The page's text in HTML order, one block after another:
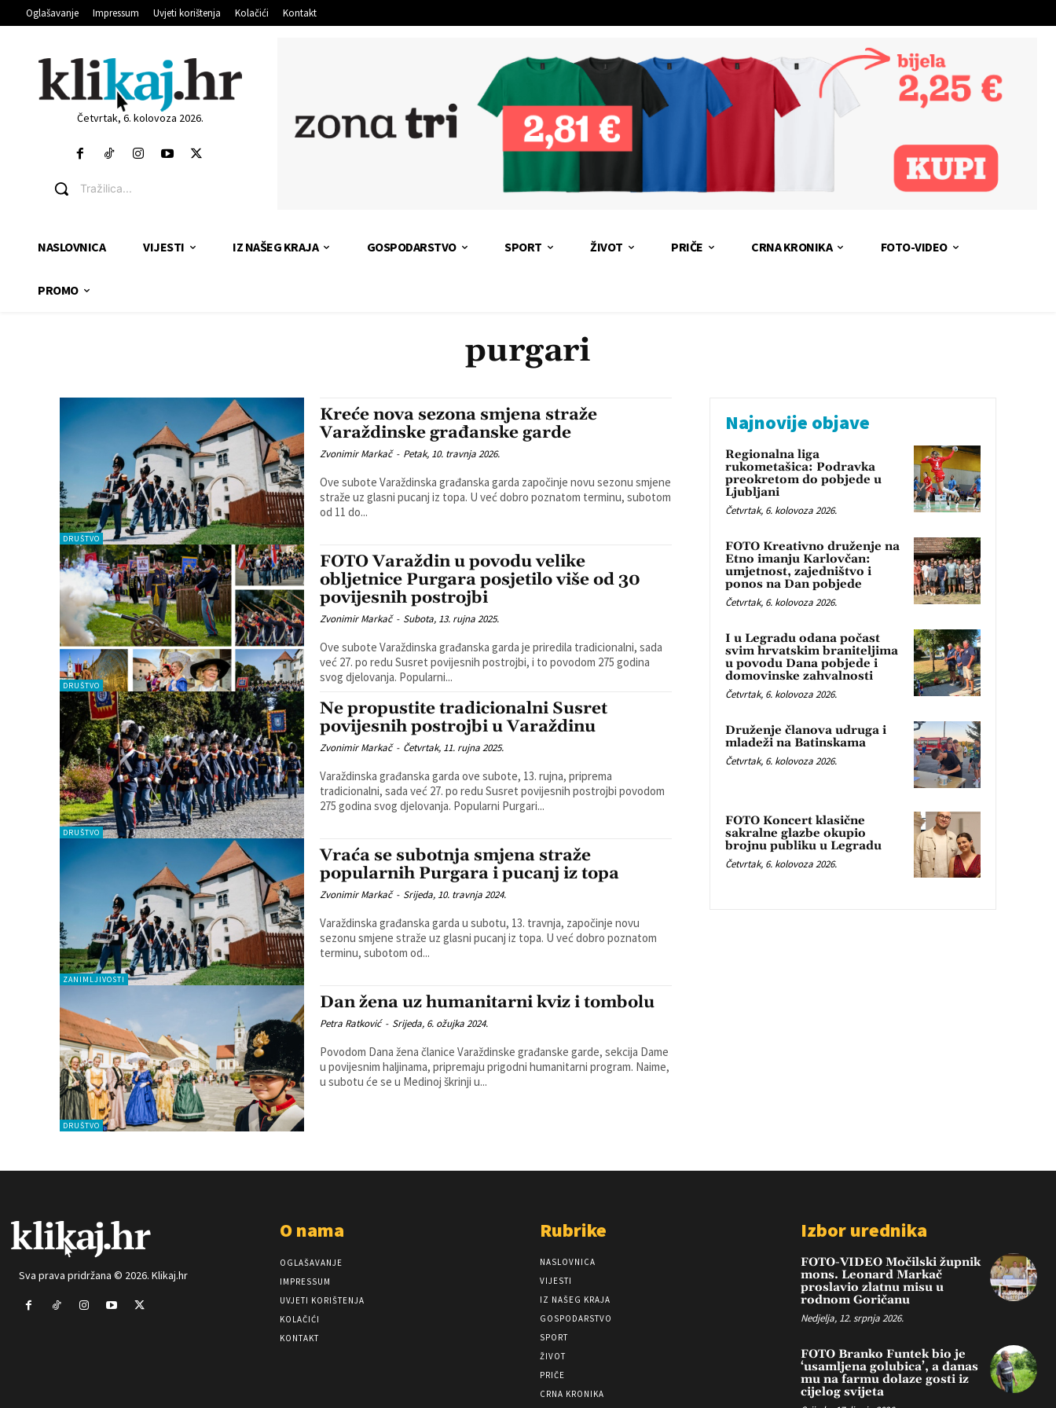
Oglašavanje Impressum Uvjeti korištenja Kolačići Kontakt
Četvrtak, 6. kolovoza 2026.
Tražilica...
NASLOVNICA VIJESTI IZ NAŠEG KRAJA GOSPODARSTVO SPORT ŽIVOT PRIČE CRNA KRONIKA FOTO-VIDEO
PROMO
purgari
DRUŠTVO
Kreće nova sezona smjena straže
Varaždinske građanske garde
Zvonimir Markač - Petak, 10. travnja 2026.
Ove subote Varaždinska građanska garda započinje novu sezonu smjene
straže uz glasni pucanj iz topa. U već dobro poznatom terminu, subotom
od 11 do...
DRUŠTVO
FOTO Varaždin u povodu velike
obljetnice Purgara posjetilo više od 30
povijesnih postrojbi
Zvonimir Markač - Subota, 13. rujna 2025.
Ove subote Varaždinska građanska garda je priredila tradicionalni, sada
već 27. po redu Susret povijesnih postrojbi, i to povodom 275 godina
svog djelovanja. Popularni...
DRUŠTVO
Ne propustite tradicionalni Susret
povijesnih postrojbi u Varaždinu
Zvonimir Markač - Četvrtak, 11. rujna 2025.
Varaždinska građanska garda ove subote, 13. rujna, priprema
tradicionalni, sada već 27. po redu Susret povijesnih postrojbi povodom
275 godina svog djelovanja. Popularni Purgari...
ZANIMLJIVOSTI
Vraća se subotnja smjena straže
popularnih Purgara i pucanj iz topa
Zvonimir Markač - Srijeda, 10. travnja 2024.
Varaždinska građanska garda u subotu, 13. travnja, započinje novu
sezonu smjene straže uz glasni pucanj iz topa. U već dobro poznatom
terminu, subotom od...
DRUŠTVO
Dan žena uz humanitarni kviz i tombolu
Petra Ratković - Srijeda, 6. ožujka 2024.
Povodom Dana žena članice Varaždinske građanske garde, sekcija Dame
u povijesnim haljinama, pripremaju prigodni humanitarni program. Naime,
u subotu će se u Medinoj škrinji u...
Najnovije objave
Regionalna liga
rukometašica: Podravka
preokretom do pobjede u
Ljubljani
Četvrtak, 6. kolovoza 2026.
FOTO Kreativno druženje na
Etno imanju Karlovčan:
umjetnost, zajedništvo i
ponos na Dan pobjede
Četvrtak, 6. kolovoza 2026.
I u Legradu odana počast
svim hrvatskim braniteljima
u povodu Dana pobjede i
domovinske zahvalnosti
Četvrtak, 6. kolovoza 2026.
Druženje članova udruga i
mladeži na Batinskama
Četvrtak, 6. kolovoza 2026.
FOTO Koncert klasične
sakralne glazbe okupio
brojnu publiku u Legradu
Četvrtak, 6. kolovoza 2026.
Sva prava pridržana © 2026. Klikaj.hr
O nama
OGLAŠAVANJE
IMPRESSUM
UVJETI KORIŠTENJA
KOLAČIĆI
KONTAKT
Rubrike
NASLOVNICA
VIJESTI
IZ NAŠEG KRAJA
GOSPODARSTVO
SPORT
ŽIVOT
PRIČE
CRNA KRONIKA
Izbor urednika
FOTO-VIDEO Močilski župnik
mons. Leonard Markač
proslavio zlatnu misu u
rodnom Goričanu
Nedjelja, 12. srpnja 2026.
FOTO Branko Funtek bio je
‘usamljena golubica’, a danas
mu na farmu dolaze gosti iz
cijelog svijeta